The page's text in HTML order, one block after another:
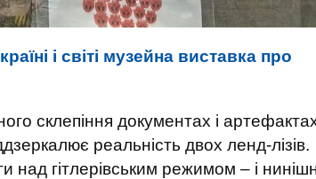
і світі музейна виставка про
склепіння документах і
реальність двох ленд-лізів.
над гітлерівським режимом – і